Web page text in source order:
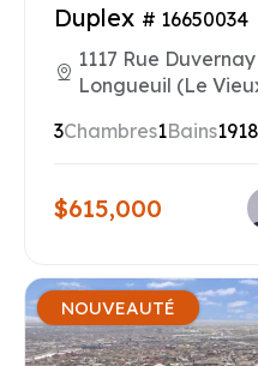
Duplex # 16650034
1117 Rue Duvernay
Longueuil (Le
3Chambres1Bains
$615,000
NOUVEAUTÉ